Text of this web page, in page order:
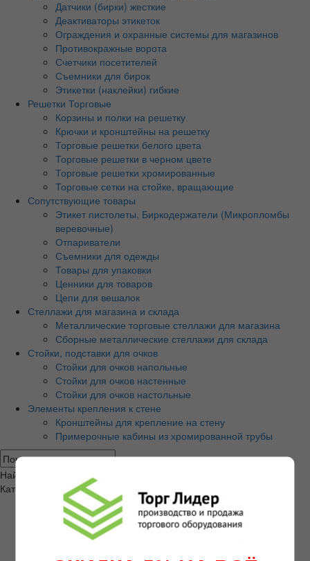
Датчики (бирки) жесткие
Деактиваторы этикеток
Ограждения и охранные системы для магазинов
Противокражные ворота
Счетчики посетителей
Съемники для бирок
Этикетки (наклейки) гибкие
Решетки Торговые
Корзины и полки на решетку
Крючки и кронштейны на решетку
Торговые решетки белого цвета
Торговые решетки в черном цвете
Торговые решетки хромированные
Торговые сетки на стойке, вращающие
Сопутствующие товары
Этикет пистолеты, Биркодержатели (Микропломбы
веревочные)
Отпариватели
Съемники для одежды
Товары для упаковки
Ценники для товаров
Цепи для вешалок
Стеллажи для магазина и склада
Металлические торговые стеллажи для магазина
Сборные металлические стеллажи для склада
Стойки, подставки для очков
Стойки для очков напольные
Стойки для очков настенные
Стойки для очков настольные
Элементы крепления к стене
Кронштейны для крепление на стену
Примерочные кабины из хромированной трубы
Найти
Категории товаров
Экономпанели и аксессуары